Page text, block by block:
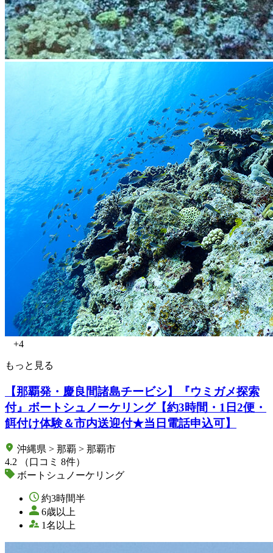
+4
もっと見る
【那覇発・慶良間諸島チービシ】『ウミガメ探索
付』ボートシュノーケリング【約3時間・1日2便・
餌付け体験＆市内送迎付★当日電話申込可】
沖縄県 > 那覇 > 那覇市
4.2
（口コミ 8件）
ボートシュノーケリング
約3時間半
6歳以上
1名以上